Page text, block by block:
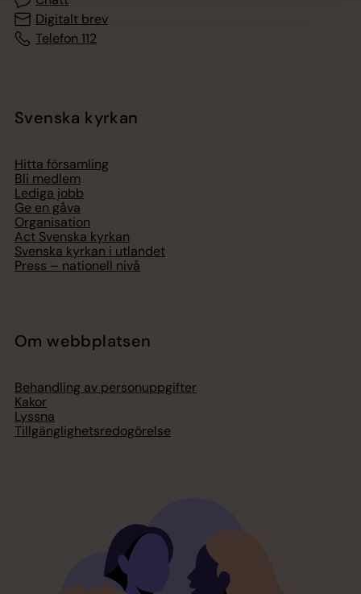
Digitalt brev
Telefon 112
Svenska kyrkan
Hitta församling
Bli medlem
Lediga jobb
Ge en gåva
Organisation
Act Svenska kyrkan
Svenska kyrkan i utlandet
Press – nationell nivå
Om webbplatsen
Behandling av personuppgifter
Kakor
Lyssna
Tillgänglighetsredogörelse